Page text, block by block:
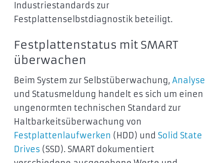
Industriestandards zur
Festplattenselbstdiagnostik beteiligt.
Festplattenstatus mit SMART
überwachen
Beim System zur Selbstüberwachung, Analyse
und Statusmeldung handelt es sich um einen
ungenormten technischen Standard zur
Haltbarkeitsüberwachung von
Festplattenlaufwerken (HDD) und Solid State
Drives (SSD). SMART dokumentiert